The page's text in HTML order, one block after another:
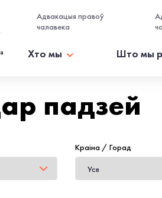
Адвакацыя правоў
чалавека
Хто мы Што мы
падзей
Краiна / Горад